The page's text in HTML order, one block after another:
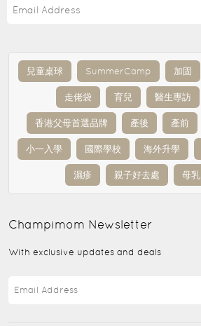
兒童桌球 SummerCamp 加固
走佬袋 育兒 醫生專訪
香港父母首選品牌 產後 產前
小一入學 國際學校 海外升學
濕疹 親子好去處 母乳
Champimom Newsletter
With exclusive updates and deals